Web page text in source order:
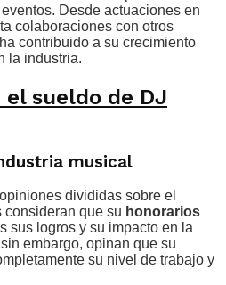
Desde actuaciones en
colaboraciones con otros
contribuido a su crecimiento
la industria.
el sueldo de DJ
musical
divididas sobre el
consideran que su honorarios
sus logros y su impacto en la
embargo, opinan que su
su nivel de trabajo y